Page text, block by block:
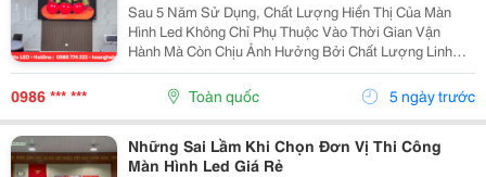
Sau 5 Năm Sử Dụng, Chất Lượng Hiển Thị Của Màn
Hình Led Không Chỉ Phụ Thuộc Vào Thời Gian Vận
Hành Mà Còn Chịu Ảnh Hưởng Bởi Chất Lượng Linh
Kiện, Môi Trường Lắp Đặt Và Cách Bảo Trì. Nếu Được
Thi Công Đúng Kỹ Thuật, Sử Dụng Linh Kiện Đạt Tiêu
Chuẩn...
0986 *** *** Toàn quốc 5 ngày trước
Những Sai Lầm Khi Chọn Đơn Vị Thi Công
Màn Hình Led Giá Rẻ